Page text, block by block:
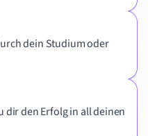
dein Studium oder
dir den Erfolg in all deinen